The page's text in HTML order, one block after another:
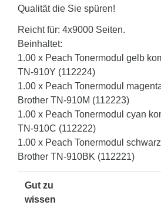
Qualität die Sie spüren!
Reicht für: 4x9000 Seiten.
Beinhaltet:
1.00 x Peach Tonermodul gelb
TN-910Y (112224)
1.00 x Peach Tonermodul
Brother TN-910M (112223)
1.00 x Peach Tonermodul cyan
TN-910C (112222)
1.00 x Peach Tonermodul
Brother TN-910BK (112221)
Gut zu
wissen